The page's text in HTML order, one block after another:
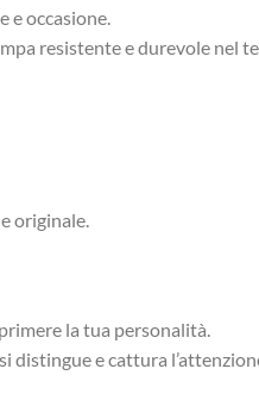
e occasione.
resistente e durevole nel
originale.
la tua personalità.
distingue e cattura